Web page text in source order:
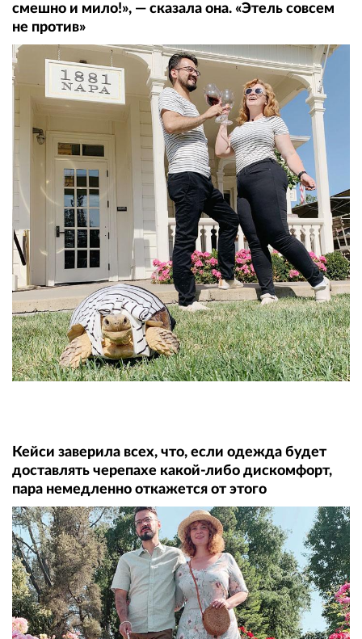
смешно и мило!», — сказала она. «Этель совсем
не против»
Кейси заверила всех, что, если одежда будет
доставлять черепахе какой-либо дискомфорт,
пара немедленно откажется от этого